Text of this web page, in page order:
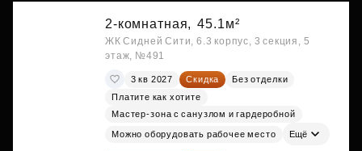
2-комнатная, 45.1м²
ЖК Сидней Сити, 6.3 корпус, 3 секция, 5
этаж, №491
3 кв 2027 Скидка
Без отделки
Платите как хотите
Мастер-зона с санузлом и гардеробной
Можно оборудовать рабочее место Ещё